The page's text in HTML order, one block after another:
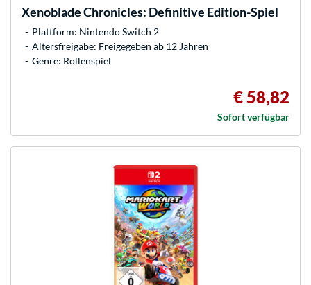
Xenoblade Chronicles: Definitive Edition-Spiel
Plattform: Nintendo Switch 2
Altersfreigabe: Freigegeben ab 12 Jahren
Genre: Rollenspiel
€ 58,82
Sofort verfügbar